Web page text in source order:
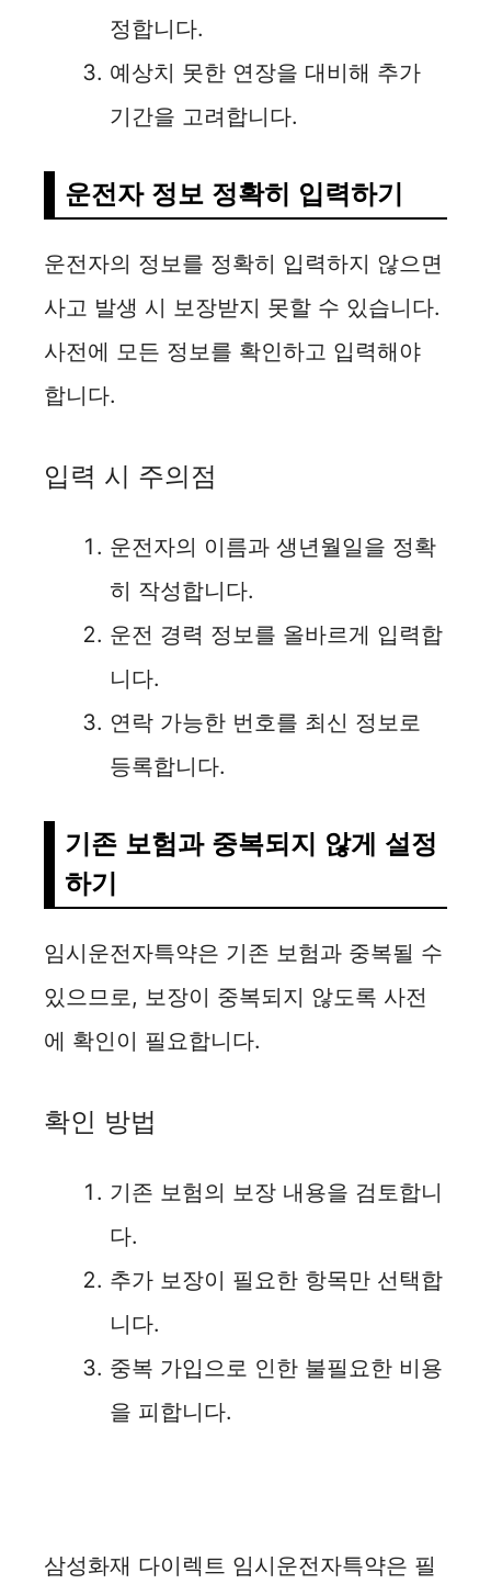
정합니다.
예상치 못한 연장을 대비해 추가
기간을 고려합니다.
운전자 정보 정확히 입력하기
운전자의 정보를 정확히 입력하지 않으면
사고 발생 시 보장받지 못할 수 있습니다.
사전에 모든 정보를 확인하고 입력해야
합니다.
입력 시 주의점
운전자의 이름과 생년월일을 정확
히 작성합니다.
운전 경력 정보를 올바르게 입력합
니다.
연락 가능한 번호를 최신 정보로
등록합니다.
기존 보험과 중복되지 않게 설정
하기
임시운전자특약은 기존 보험과 중복될 수
있으므로, 보장이 중복되지 않도록 사전
에 확인이 필요합니다.
확인 방법
기존 보험의 보장 내용을 검토합니
다.
추가 보장이 필요한 항목만 선택합
니다.
중복 가입으로 인한 불필요한 비용
을 피합니다.
삼성화재 다이렉트 임시운전자특약은 필